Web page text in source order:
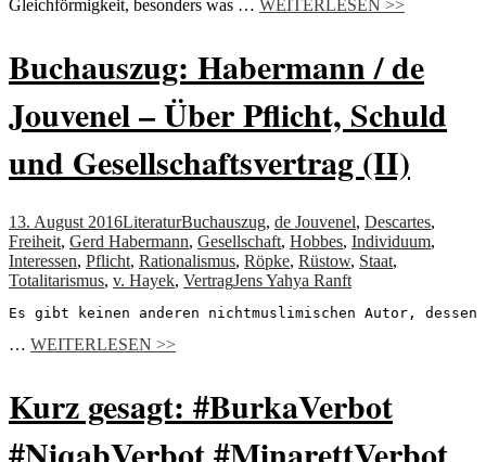
Gleichförmigkeit, besonders was … WEITERLESEN >>
Buchauszug: Habermann / de
Jouvenel – Über Pflicht, Schuld
und Gesellschaftsvertrag (II)
13. August 2016LiteraturBuchauszug, de Jouvenel, Descartes,
Freiheit, Gerd Habermann, Gesellschaft, Hobbes, Individuum,
Interessen, Pflicht, Rationalismus, Röpke, Rüstow, Staat,
Totalitarismus, v. Hayek, VertragJens Yahya Ranft
Es gibt keinen anderen nichtmuslimischen Autor,
… WEITERLESEN >>
Kurz gesagt: #BurkaVerbot